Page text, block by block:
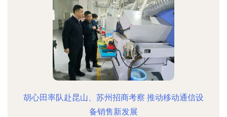
胡心田率队赴昆山、苏州招商考察 推动移动通信设
备销售新发展